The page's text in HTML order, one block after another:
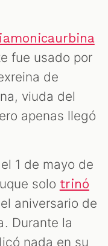
fue usado por
de
viuda del
apenas llegó
el 1 de mayo de
solo trinó
aniversario de
Durante la
nada en su